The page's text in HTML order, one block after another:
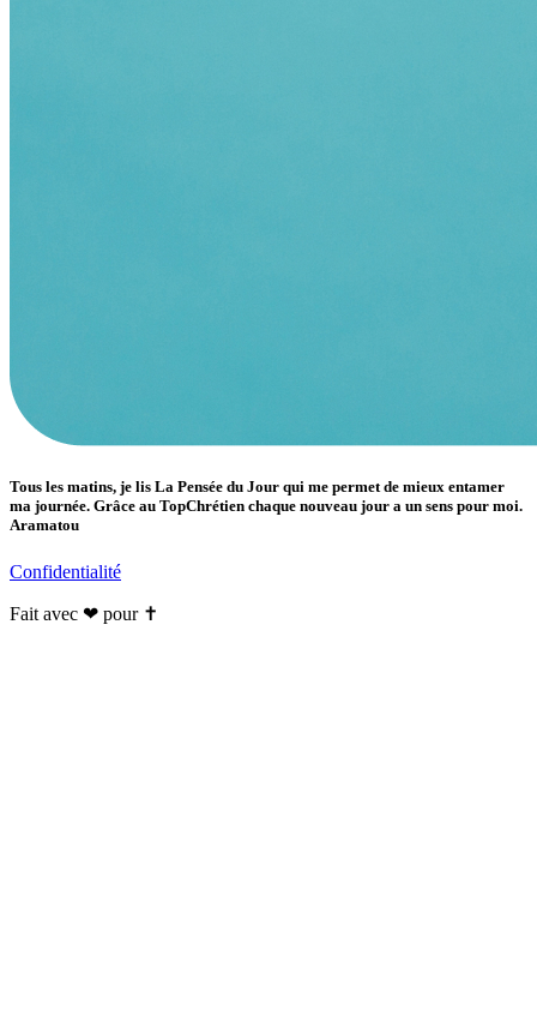
Tous les matins, je lis La Pensée du Jour qui me permet de mieux entamer
ma journée. Grâce au TopChrétien chaque nouveau jour a un sens pour moi.
Aramatou
Confidentialité
Fait avec ❤ pour ✝️️